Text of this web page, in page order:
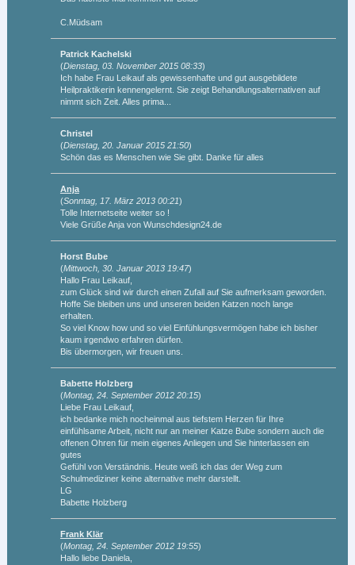
C.Müdsam
Patrick Kachelski
(Dienstag, 03. November 2015 08:33)
Ich habe Frau Leikauf als gewissenhafte und gut ausgebildete
Heilpraktikerin kennengelernt. Sie zeigt Behandlungsalternativen auf
nimmt sich Zeit. Alles prima...
Christel
(Dienstag, 20. Januar 2015 21:50)
Schön das es Menschen wie Sie gibt. Danke für alles
Anja
(Sonntag, 17. März 2013 00:21)
Tolle Internetseite weiter so !
Viele Grüße Anja von Wunschdesign24.de
Horst Bube
(Mittwoch, 30. Januar 2013 19:47)
Hallo Frau Leikauf,
zum Glück sind wir durch einen Zufall auf Sie aufmerksam geworden.
Hoffe Sie bleiben uns und unseren beiden Katzen noch lange
erhalten.
So viel Know how und so viel Einfühlungsvermögen habe ich bisher
kaum irgendwo erfahren dürfen.
Bis übermorgen, wir freuen uns.
Babette Holzberg
(Montag, 24. September 2012 20:15)
Liebe Frau Leikauf,
ich bedanke mich nocheinmal aus tiefstem Herzen für Ihre
einfühlsame Arbeit, nicht nur an meiner Katze Bube sondern auch die
offenen Ohren für mein eigenes Anliegen und Sie hinterlassen ein
gutes
Gefühl von Verständnis. Heute weiß ich das der Weg zum
Schulmediziner keine alternative mehr darstellt.
LG
Babette Holzberg
Frank Klär
(Montag, 24. September 2012 19:55)
Hallo liebe Daniela,